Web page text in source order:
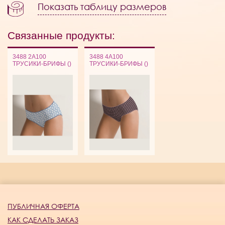
Показать таблицу размеров
Связанные продукты:
3488 2A100
ТРУСИКИ-БРИФЫ ()
3488 4A100
ТРУСИКИ-БРИФЫ ()
ПУБЛИЧНАЯ ОФЕРТА
КАК СДЕЛАТЬ ЗАКАЗ